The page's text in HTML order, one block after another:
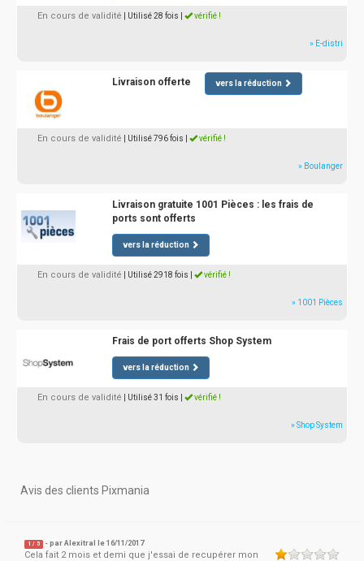
En cours de validité | Utilisé 28 fois vérifié !
» E-distri
Livraison offerte vers la réduction
En cours de validité | Utilisé 796 fois vérifié !
» Boulanger
Livraison gratuite 1001 Pièces : les frais de
ports sont offerts
vers la réduction
En cours de validité | Utilisé 2918 fois vérifié !
» 1001 Pièces
Frais de port offerts Shop System
vers la réduction
En cours de validité | Utilisé 31 fois vérifié !
» Shop System
Avis des clients Pixmania
1 / 5 - parAlexitral le 16/11/2017
Cela fait 2 mois et demi que j'essai de recupérer mon